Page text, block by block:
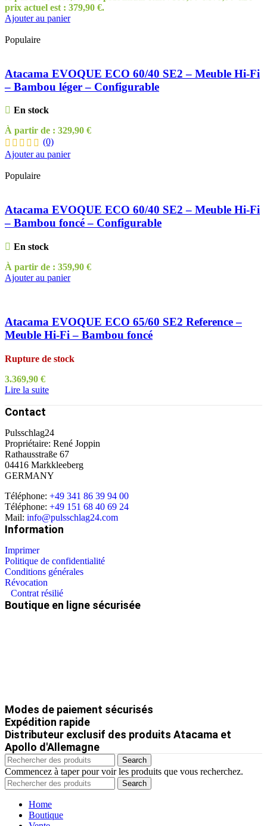
prix actuel est : 379,90 €.
Ajouter au panier
Populaire
Atacama EVOQUE ECO 60/40 SE2 – Meuble Hi-Fi
– Bambou léger – Configurable
En stock
À partir de : 329,90 €
(0)
Ajouter au panier
Populaire
Atacama EVOQUE ECO 60/40 SE2 – Meuble Hi-Fi
– Bambou foncé – Configurable
En stock
À partir de : 359,90 €
Ajouter au panier
Atacama EVOQUE ECO 65/60 SE2 Reference –
Meuble Hi-Fi – Bambou foncé
Rupture de stock
3.369,90 €
Lire la suite
Contact
Pulsschlag24
Propriétaire: René Joppin
Rathausstraße 67
04416 Markkleeberg
GERMANY
Téléphone: +49 341 86 39 94 00
Téléphone: +49 151 68 40 69 24
Mail: info@pulsschlag24.com
Information
Imprimer
Politique de confidentialité
Conditions générales
Révocation
Contrat résilié
Boutique en ligne sécurisée
Modes de paiement sécurisés
Expédition rapide
Distributeur exclusif des produits Atacama et
Apollo d'Allemagne
Search
Commencez à taper pour voir les produits que vous recherchez.
Search
Home
Boutique